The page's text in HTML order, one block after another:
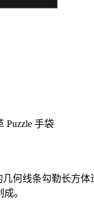
Puzzle 手袋
几何线条勾勒长方
。